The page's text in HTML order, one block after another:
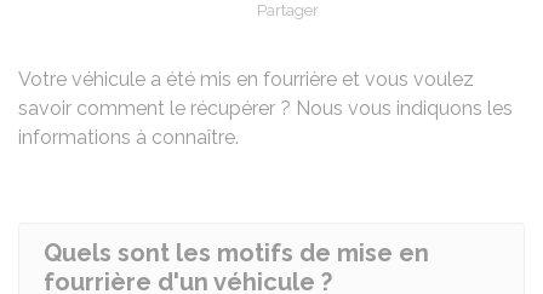
Partager
Votre véhicule a été mis en fourrière et vous voulez
savoir comment le récupérer ? Nous vous indiquons les
informations à connaître.
Quels sont les motifs de mise en
fourrière d'un véhicule ?